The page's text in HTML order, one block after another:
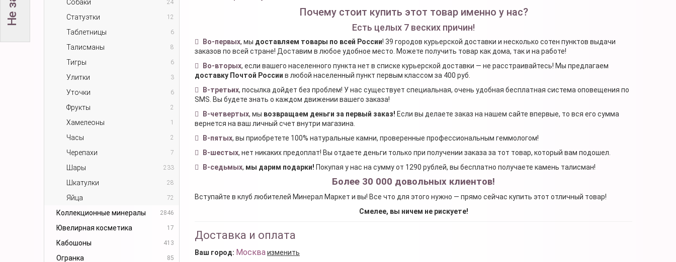
Собаки 24
Статуэтки 12
Таблетницы 6
Талисманы 8
Тигры 6
Улитки 3
Уточки 6
Фрукты 2
Хамелеоны 1
Часы 2
Черепахи 7
Шары 233
Шкатулки 28
Яйца 72
Коллекционные минералы 2846
Ювелирная косметика 17
Кабошоны 413
Огранка 85
Почему стоит купить этот товар именно у нас?
Есть целых 7 веских причин!
Во-первых, мы доставляем товары по всей России! 39 городов курьерской доставки и несколько сотен пунктов выдачи
заказов по всей стране! Доставим в любое удобное место. Можете получить товар как дома, так и на работе!
Во-вторых, если вашего населенного пункта нет в списке курьерской доставки — не расстраивайтесь! Мы предлагаем
доставку Почтой России в любой населенный пункт первым классом за 400 руб.
В-третьих, посылка дойдет без проблем! У нас существует специальная, очень удобная бесплатная система оповещения по
SMS. Вы будете знать о каждом движении вашего заказа!
В-четвертых, мы возвращаем деньги за первый заказ! Если вы делаете заказ на нашем сайте впервые, то вся его сумма
вернется на ваш личный счет внутри магазина.
В-пятых, вы приобретете 100% натуральные камни, проверенные профессиональным геммологом!
В-шестых, нет никаких предоплат! Вы отдаете деньги только при получении заказа за тот товар, который вам подошел.
В-седьмых, мы дарим подарки! Покупая у нас на сумму от 1290 рублей, вы бесплатно получаете камень талисман!
Более 30 000 довольных клиентов!
Вступайте в клуб любителей Минерал Маркет и вы! Все что для этого нужно — прямо сейчас купить этот отличный товар!
Смелее, вы ничем не рискуете!
Доставка и оплата
Ваш город: Москваизменить